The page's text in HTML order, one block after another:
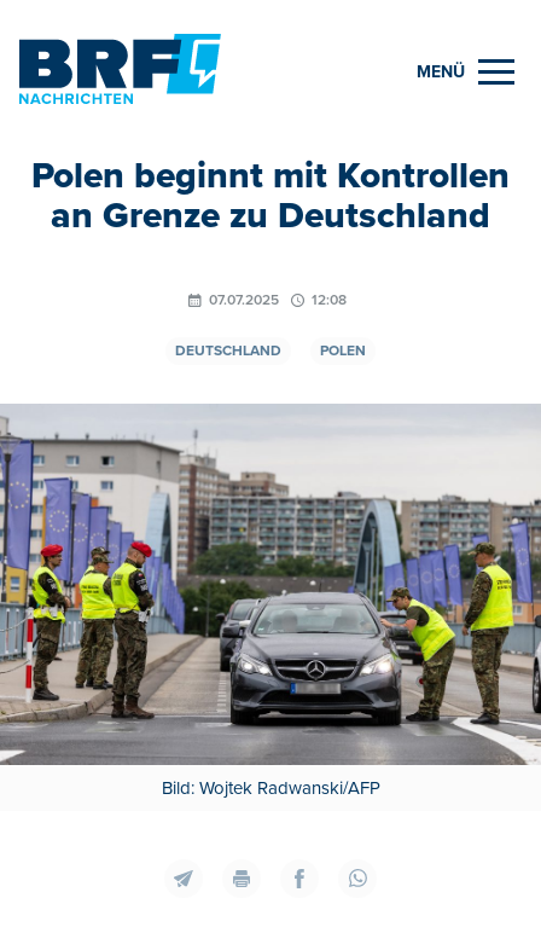
MENÜ
Polen beginnt mit Kontrollen
an Grenze zu Deutschland
07.07.2025 12:08
DEUTSCHLAND POLEN
Bild: Wojtek Radwanski/AFP